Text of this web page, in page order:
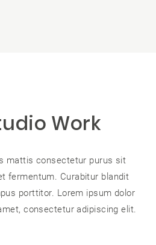
Work
mattis consectetur purus sit
fermentum. Curabitur blandit
porttitor. Lorem ipsum dolor
consectetur adipiscing elit.